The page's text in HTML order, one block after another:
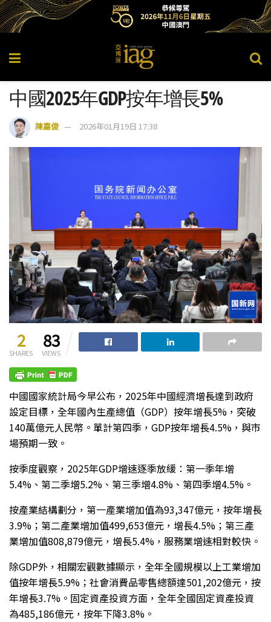
中國2025年GDP按年增長5%
陳嘉俊 2026年01月19日 17:38
2
SHARES
83
VIEWS
中國國家統計局今早公布，2025年中國經濟增長達到政府
設定目標，全年國內生產總值（GDP）按年增長5%，突破
140萬億元人民幣。單計第四季，GDP按年增長4.5%，與市
場預期一致。
按季度觀察，2025年GDP增速逐季放緩：第一季年增
5.4%、第二季增5.2%、第三季增4.8%、第四季增4.5%。
按產業結構劃分，第一產業增加值為93,347億元，按年增長
3.9%；第二產業增加值499,653億元，增長4.5%；第三產
業增加值808,879億元，增長5.4%，服務業增速相對較快。
除GDP外，相關宏觀數據顯示，全年全國規模以上工業增加
值按年增長5.9%；社會消費品零售總額達501,202億元，按
年增長3.7%。固定資產投資方面，全年全國固定資產投資
為485,186億元，按年下降3.8%。